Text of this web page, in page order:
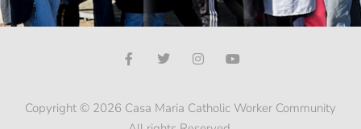
Copyright © 2026 Casa Maria Catholic Worker Community